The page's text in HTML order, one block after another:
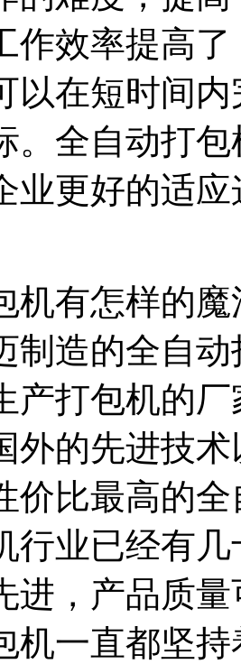
作效率提高
以在短时间
。全自动打
业更好的适
机有怎样的
制造的全自
产打包机的
外的先进技
价比最高的
行业已经有
进，产品质
机一直都坚